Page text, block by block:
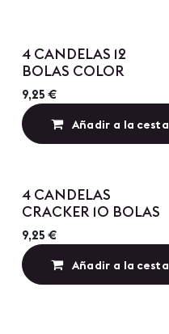
4 CANDELAS 12
BOLAS COLOR
9,25 €
Añadir a la cesta
4 CANDELAS
CRACKER 10 BOLAS
9,25 €
Añadir a la cesta